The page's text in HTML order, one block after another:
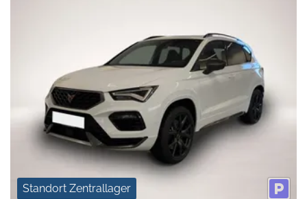
Standort Zentrallager